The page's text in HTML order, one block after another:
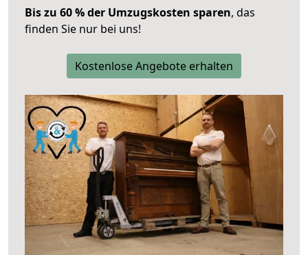
Bis zu 60 % der Umzugskosten sparen, das
finden Sie nur bei uns!
Kostenlose Angebote erhalten